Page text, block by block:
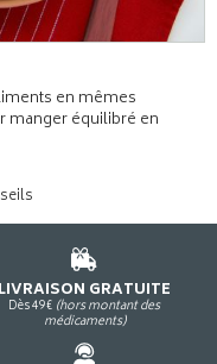
en mêmes
manger équilibré en
LIVRAISON GRATUITE
Dès 49€ (hors montant des
médicaments)